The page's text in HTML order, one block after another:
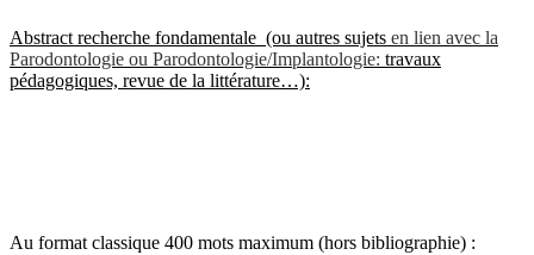
Abstract recherche fondamentale (ou autres sujets en lien avec la
Parodontologie ou Parodontologie/Implantologie: travaux
pédagogiques, revue de la littérature…):
Au format classique 400 mots maximum (hors bibliographie) :